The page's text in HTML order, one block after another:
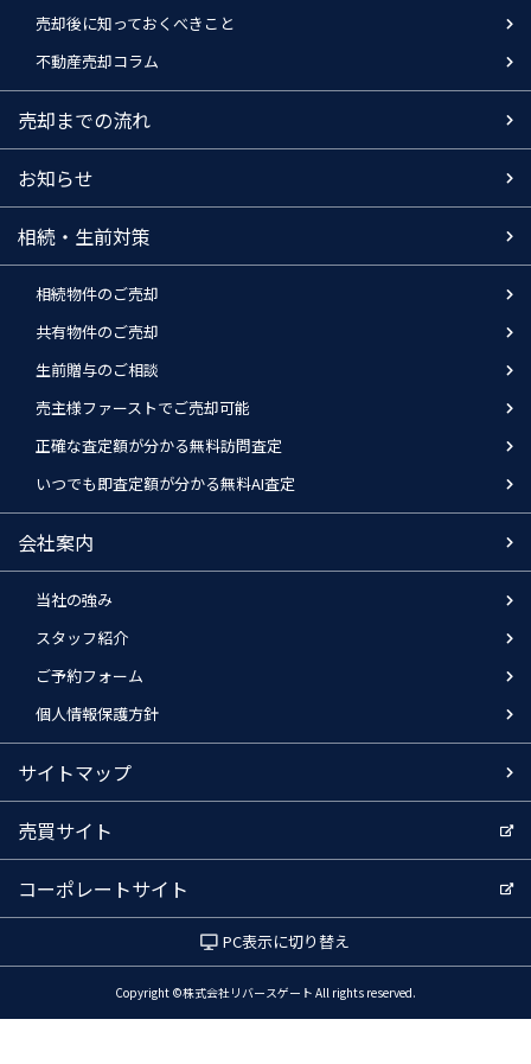
売却後に知っておくべきこと
不動産売却コラム
売却までの流れ
お知らせ
相続・生前対策
相続物件のご売却
共有物件のご売却
生前贈与のご相談
売主様ファーストでご売却可能
正確な査定額が分かる無料訪問査定
いつでも即査定額が分かる無料AI査定
会社案内
当社の強み
スタッフ紹介
ご予約フォーム
個人情報保護方針
サイトマップ
売買サイト
コーポレートサイト
PC表示に切り替え
Copyright ©株式会社リバースゲート All rights reserved.